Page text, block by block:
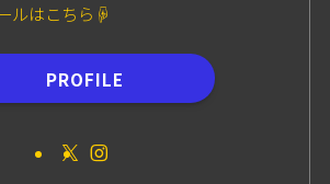
ルはこちら☟
PROFILE